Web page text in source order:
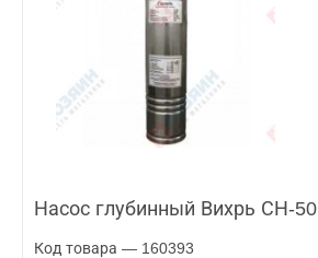
Насос глубинный Вихрь СН-50
Код товара — 160393